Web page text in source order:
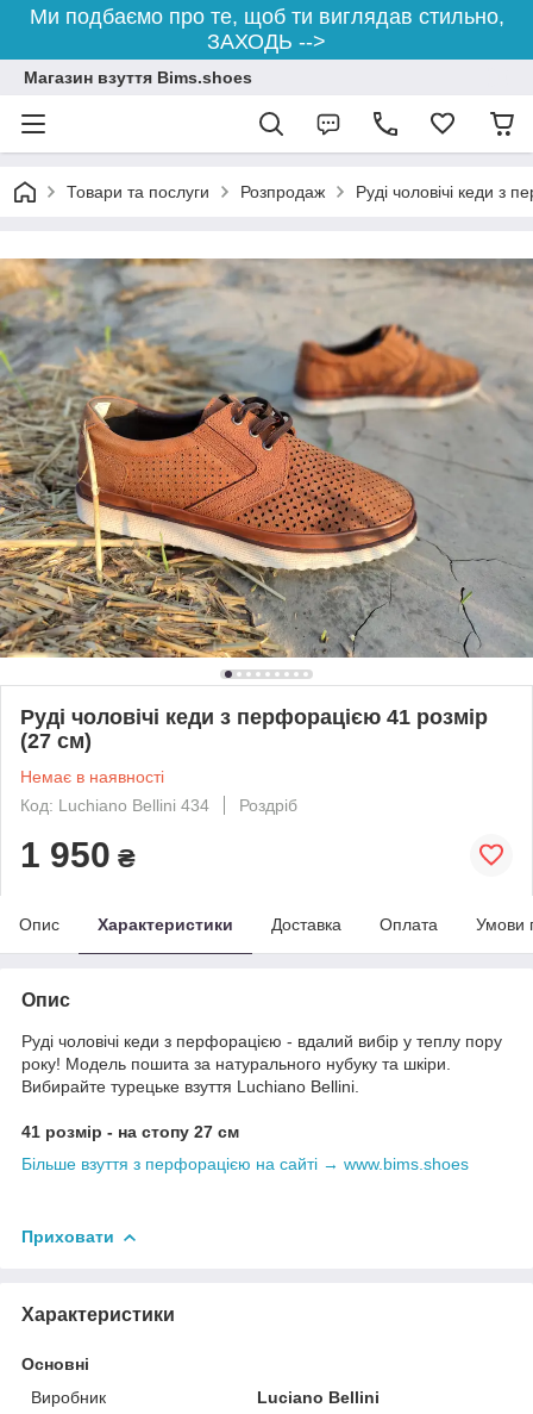
Ми подбаємо про те, щоб ти виглядав стильно,
ЗАХОДЬ -->
Магазин взуття Bims.shoes
Товари та послуги Розпродаж Руді чоловічі кеди з
Руді чоловічі кеди з перфорацією 41 розмір
(27 см)
Немає в наявності
Код: Luchiano Bellini 434
Роздріб
1 950 ₴
Опис Характеристики Доставка Оплата Умови
Опис
Руді чоловічі кеди з перфорацією - вдалий вибір у теплу пору
року! Модель пошита за натурального нубуку та шкіри.
Вибирайте турецьке взуття Luchiano Bellini.
41 розмір - на стопу 27 см
Більше взуття з перфорацією на сайті → www.bims.shoes
Приховати
Характеристики
Основні
Виробник
Luciano Bellini